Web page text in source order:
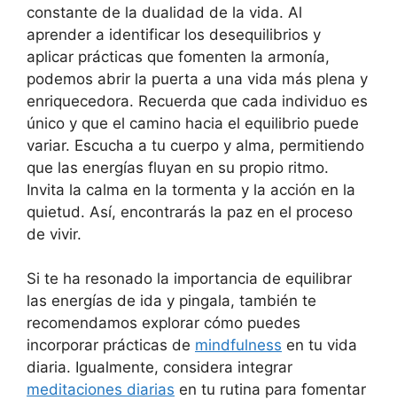
constante de la dualidad de la vida. Al
aprender a identificar los desequilibrios y
aplicar prácticas que fomenten la armonía,
podemos abrir la puerta a una vida más plena y
enriquecedora. Recuerda que cada individuo es
único y que el camino hacia el equilibrio puede
variar. Escucha a tu cuerpo y alma, permitiendo
que las energías fluyan en su propio ritmo.
Invita la calma en la tormenta y la acción en la
quietud. Así, encontrarás la paz en el proceso
de vivir.
Si te ha resonado la importancia de equilibrar
las energías de ida y pingala, también te
recomendamos explorar cómo puedes
incorporar prácticas de mindfulness en tu vida
diaria. Igualmente, considera integrar
meditaciones diarias en tu rutina para fomentar